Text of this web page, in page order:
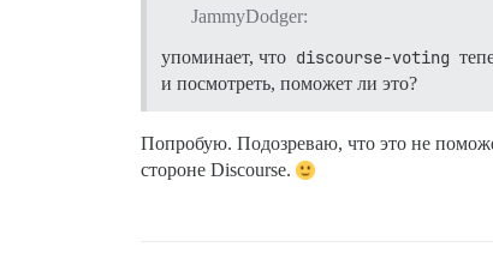
JammyDodger:
упоминает, что discourse-voting
и посмотреть, поможет ли это?
Попробую. Подозреваю, что это не
стороне Discourse.